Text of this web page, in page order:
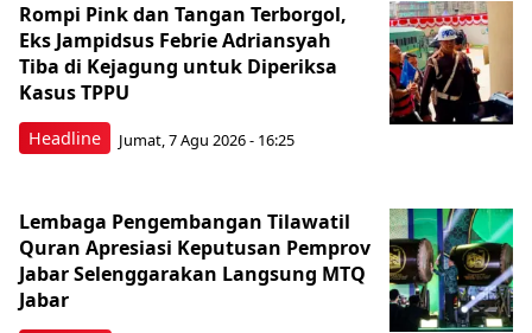
Headline
Rompi Pink dan Tangan Terborgol,
Eks Jampidsus Febrie Adriansyah
Tiba di Kejagung untuk Diperiksa
Kasus TPPU
Jumat, 7 Agu 2026 - 16:25
Lembaga Pengembangan Tilawatil
Quran Apresiasi Keputusan Pemprov
Jabar Selenggarakan Langsung MTQ
Jabar